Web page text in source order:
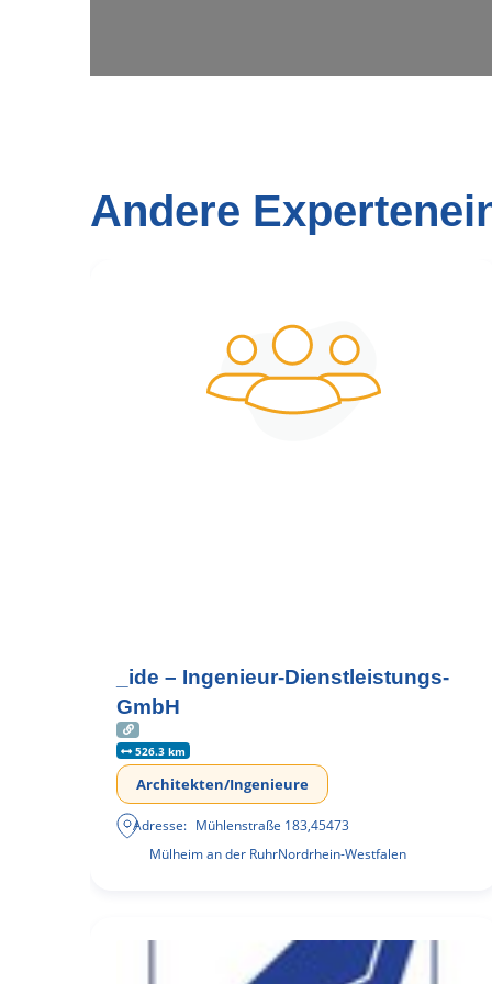
Andere
_ide – Ingenieur-Dienstleistungs-
GmbH
526.3 km
Architekten/Ingenieure
Adresse: Mühlenstraße 183,45473
Mülheim an der RuhrNordrhein-Westfalen